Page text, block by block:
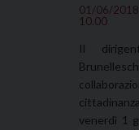
01/06/2018
10.00
Il
venerdì 1